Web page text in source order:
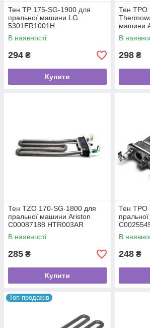
Тен TP 175-SG-1900 для
пральної машини LG
5301ER1001H
В наявності
294 ₴
Купити
Тен TPO
машини
В
298 ₴
Тен TZO 170-SG-1800 для
пральної машини Ariston
C00087188 HTR003AR
В наявності
285 ₴
Купити
Тен TPO
В
248 ₴
Топ продажів